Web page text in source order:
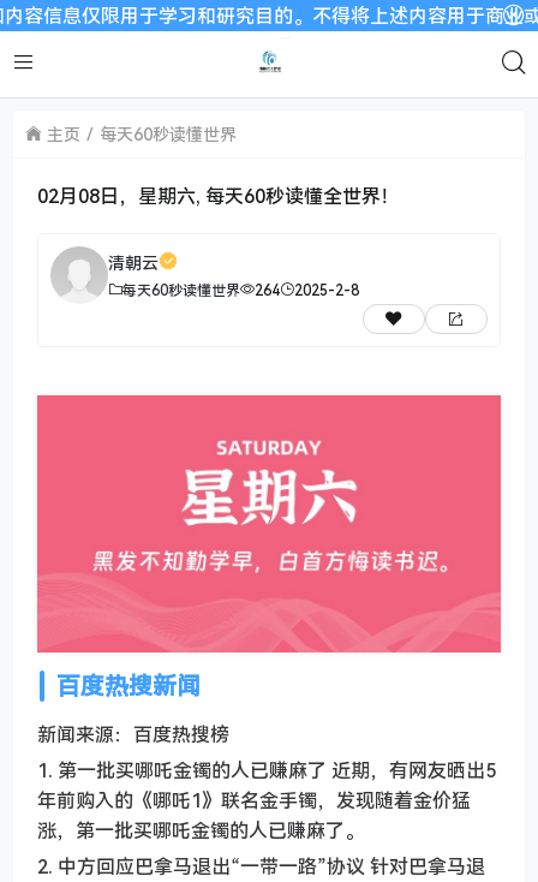
仅限用于学习和研究目的。不得将上述内容用于商业或者
主页 每天60秒读懂世界
02月08日，星期六, 每天60秒读懂全世界！
清朝云
每天60秒读懂世界 264 2025-2-8
百度热搜新闻
新闻来源：百度热搜榜
1. 第一批买哪吒金镯的人已赚麻了 近期，有网友晒出5
年前购入的《哪吒1》联名金手镯，发现随着金价猛
涨，第一批买哪吒金镯的人已赚麻了。
2. 中方回应巴拿马退出“一带一路”协议 针对巴拿马退